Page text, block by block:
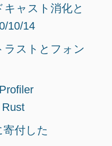
キャスト消化と
10/14
ラストとフォン
付した